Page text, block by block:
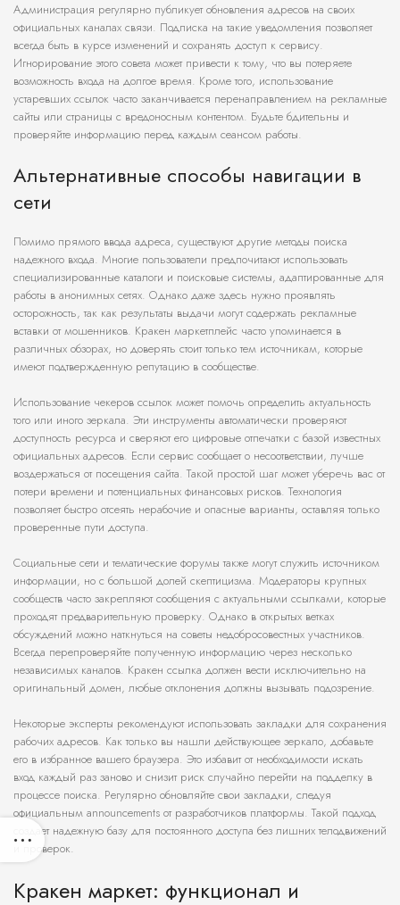
Администрация регулярно публикует обновления адресов на своих
официальных каналах связи. Подписка на такие уведомления позволяет
всегда быть в курсе изменений и сохранять доступ к сервису.
Игнорирование этого совета может привести к тому, что вы потеряете
возможность входа на долгое время. Кроме того, использование
устаревших ссылок часто заканчивается перенаправлением на рекламные
сайты или страницы с вредоносным контентом. Будьте бдительны и
проверяйте информацию перед каждым сеансом работы.
Альтернативные способы навигации в
сети
Помимо прямого ввода адреса, существуют другие методы поиска
надежного входа. Многие пользователи предпочитают использовать
специализированные каталоги и поисковые системы, адаптированные для
работы в анонимных сетях. Однако даже здесь нужно проявлять
осторожность, так как результаты выдачи могут содержать рекламные
вставки от мошенников. Кракен маркетплейс часто упоминается в
различных обзорах, но доверять стоит только тем источникам, которые
имеют подтвержденную репутацию в сообществе.
Использование чекеров ссылок может помочь определить актуальность
того или иного зеркала. Эти инструменты автоматически проверяют
доступность ресурса и сверяют его цифровые отпечатки с базой известных
официальных адресов. Если сервис сообщает о несоответствии, лучше
воздержаться от посещения сайта. Такой простой шаг может уберечь вас от
потери времени и потенциальных финансовых рисков. Технология
позволяет быстро отсеять нерабочие и опасные варианты, оставляя только
проверенные пути доступа.
Социальные сети и тематические форумы также могут служить источником
информации, но с большой долей скептицизма. Модераторы крупных
сообществ часто закрепляют сообщения с актуальными ссылками, которые
проходят предварительную проверку. Однако в открытых ветках
обсуждений можно наткнуться на советы недобросовестных участников.
Всегда перепроверяйте полученную информацию через несколько
независимых каналов. Кракен ссылка должен вести исключительно на
оригинальный домен, любые отклонения должны вызывать подозрение.
Некоторые эксперты рекомендуют использовать закладки для сохранения
рабочих адресов. Как только вы нашли действующее зеркало, добавьте
его в избранное вашего браузера. Это избавит от необходимости искать
вход каждый раз заново и снизит риск случайно перейти на подделку в
процессе поиска. Регулярно обновляйте свои закладки, следуя
официальным announcements от разработчиков платформы. Такой подход
создает надежную базу для постоянного доступа без лишних телодвижений
и проверок.
Кракен маркет: функционал и